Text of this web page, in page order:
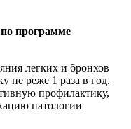
легких и бронхов
не реже 1 раза в год.
профилактику,
патологии